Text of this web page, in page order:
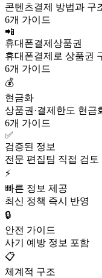
콘텐츠결제 방법과 구
6개 가이드
📲
휴대폰결제상품권
휴대폰결제로 상품권
6개 가이드
💰
현금화
상품권·결제한도 현금
6개 가이드
✅
검증된 정보
전문 편집팀 직접 검토
⚡
빠른 정보 제공
최신 정책 즉시 반영
🔒
안전 가이드
사기 예방 정보 포함
📋
체계적 구조